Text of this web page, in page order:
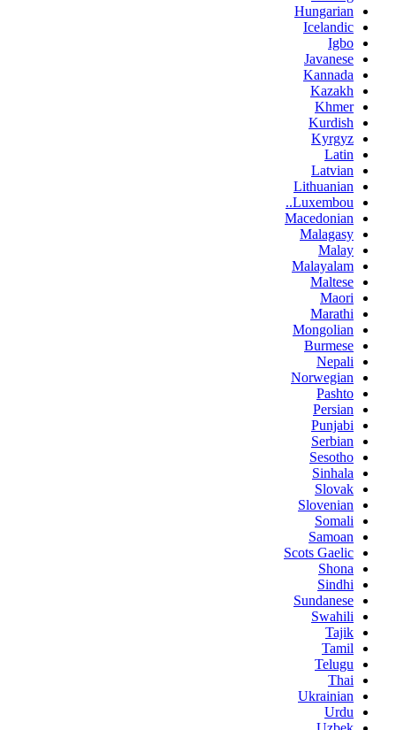
Hungarian
Icelandic
Igbo
Javanese
Kannada
Kazakh
Khmer
Kurdish
Kyrgyz
Latin
Latvian
Lithuanian
Luxembou..
Macedonian
Malagasy
Malay
Malayalam
Maltese
Maori
Marathi
Mongolian
Burmese
Nepali
Norwegian
Pashto
Persian
Punjabi
Serbian
Sesotho
Sinhala
Slovak
Slovenian
Somali
Samoan
Scots Gaelic
Shona
Sindhi
Sundanese
Swahili
Tajik
Tamil
Telugu
Thai
Ukrainian
Urdu